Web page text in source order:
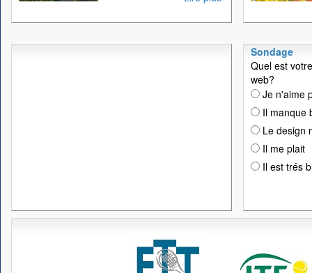
Sondage
Quel est
web?
Je n'aime
Il manque
Le design
Il me plait
Il est trés